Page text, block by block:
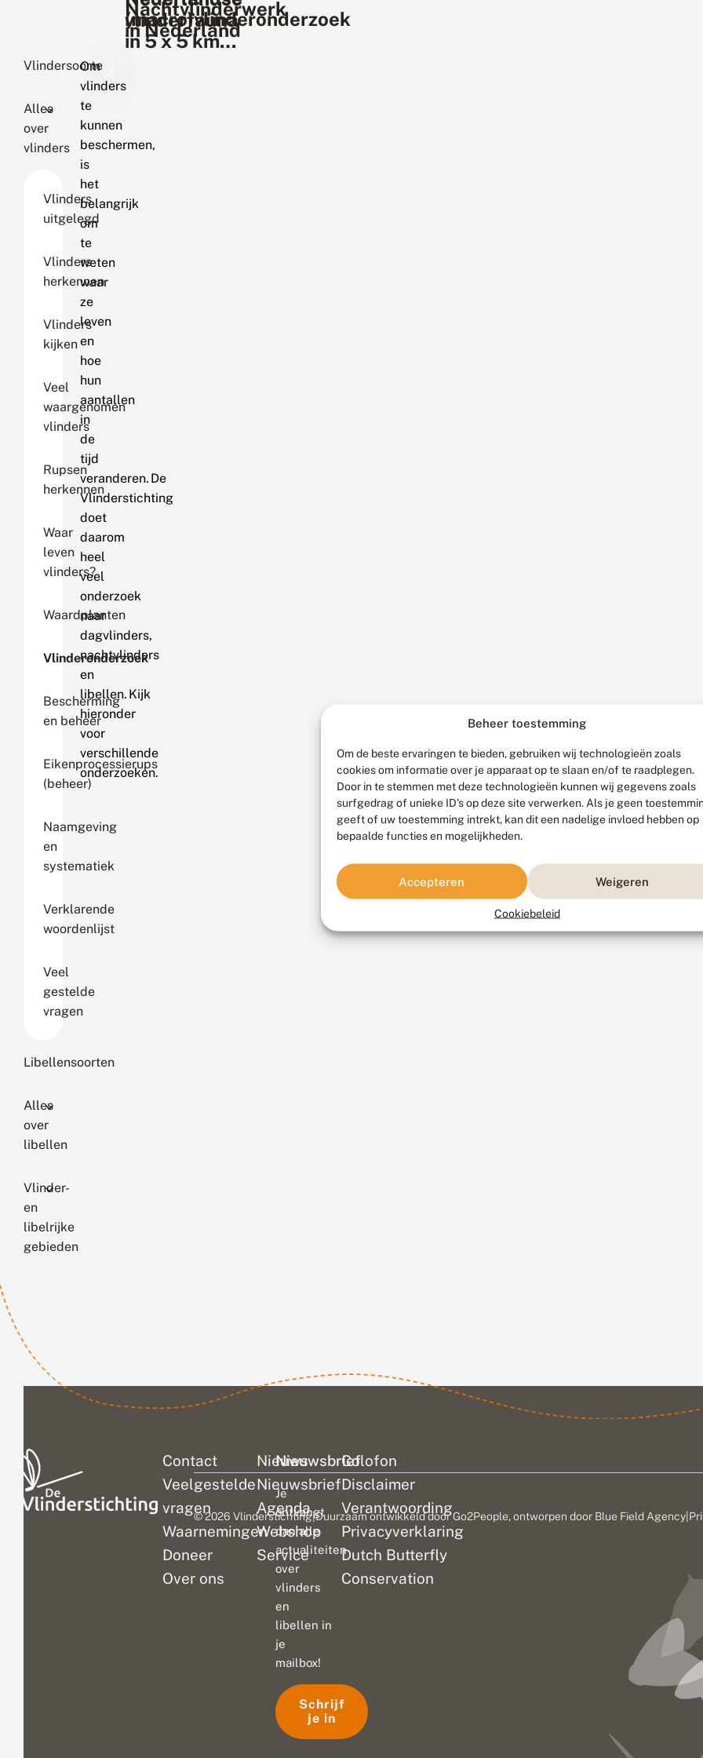
Beheer toestemming
Om de beste ervaringen te bieden, gebruiken wij technologieën zoals
cookies om informatie over je apparaat op te slaan en/of te raadplegen.
Door in te stemmen met deze technologieën kunnen wij gegevens zoals
surfgedrag of unieke ID's op deze site verwerken. Als je geen
geeft of uw toestemming intrekt, kan dit een nadelige invloed hebben op
bepaalde functies en mogelijkheden.
Accepteren Weigeren
Cookiebeleid
Vlindersoorten
Alles
over
vlinders
Vlinders
uitgelegd
Vlinders
herkennen
Vlinders
kijken
Veel
waargenomen
vlinders
Rupsen
herkennen
Waar
leven
vlinders?
Waardplanten
Vlinderonderzoek
Bescherming
en beheer
Eikenprocessierups
(beheer)
Naamgeving
en
systematiek
Verklarende
woordenlijst
Veel
gestelde
vragen
Libellensoorten
Alles
over
libellen
Vlinder-
en
libelrijke
gebieden
Om
vlinders
te
kunnen
beschermen,
is
het
belangrijk
om
te
weten
waar
ze
leven
en
hoe
hun
aantallen
in
de
tijd
veranderen. De
Vlinderstichting
doet
daarom
heel
veel
onderzoek
naar
dagvlinders,
nachtvlinders
en
libellen. Kijk
hieronder
voor
verschillende
onderzoeken.
(macro)vlinderonderzoek
Nachtvlinderwerk
in Nederland
vlinderfauna
in 5 x 5 km-
Contact
Veelgestelde
vragen
Waarnemingen
Doneer
Over ons
Nieuws
Nieuwsbrief
Agenda
Webshop
Service
Colofon
Disclaimer
Verantwoording
Privacyverklaring
Dutch Butterfly
Conservation
Nieuwsbrief
Je
ontvangt
dan alle
actualiteiten
over
vlinders
en
libellen in
je
mailbox!
Schrijf
je in
© 2026 Vlinderstichting|Duurzaam ontwikkeld doorGo2People, ontworpen door Blue Field Agency